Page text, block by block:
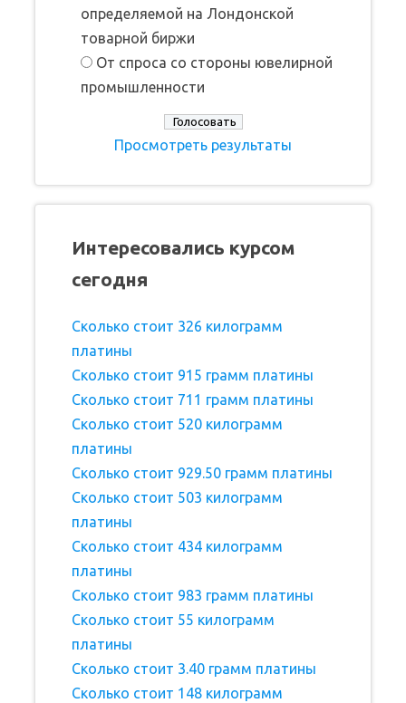
определяемой на Лондонской
товарной биржи
От спроса со стороны ювелирной
промышленности
Просмотреть результаты
Интересовались курсом
сегодня
Сколько стоит 326 килограмм
платины
Сколько стоит 915 грамм платины
Сколько стоит 711 грамм платины
Сколько стоит 520 килограмм
платины
Сколько стоит 929.50 грамм платины
Сколько стоит 503 килограмм
платины
Сколько стоит 434 килограмм
платины
Сколько стоит 983 грамм платины
Сколько стоит 55 килограмм
платины
Сколько стоит 3.40 грамм платины
Сколько стоит 148 килограмм